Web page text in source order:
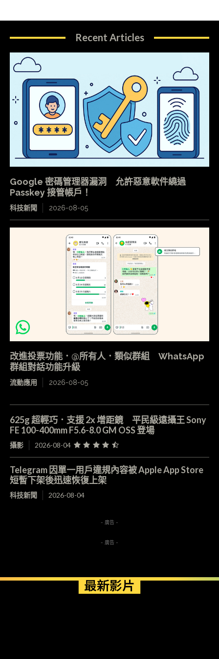
Recent Articles
Google 密碼管理器漏洞 允許惡意軟件繞過
Passkey 接管帳戶！
科技新聞 2026-08-05
改進投票功能．@所有人．類似群組 WhatsApp
群組對話功能升級
流動應用 2026-08-05
625g 超輕巧．支援 2x 增距鏡 平民級遠攝王 Sony
FE 100-400mm F5.6-8.0 GM OSS 登場
攝影 2026-08-04
Telegram 因單一用戶違規內容被 Apple App Store
短暫下架後迅速恢復上架
科技新聞 2026-08-04
- 廣告 -
- 廣告 -
最新影片